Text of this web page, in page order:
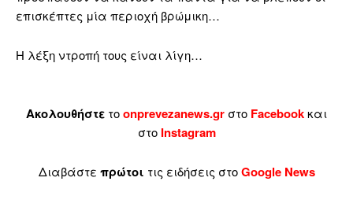
επισκέπτες μία περιοχή βρώμικη…
Η λέξη ντροπή τους είναι λίγη…
Ακολουθήστε τοonprevezanews.gr στο Facebookκαι
στο Instagram
Διαβάστε πρώτοι τις ειδήσεις στοGoogle News